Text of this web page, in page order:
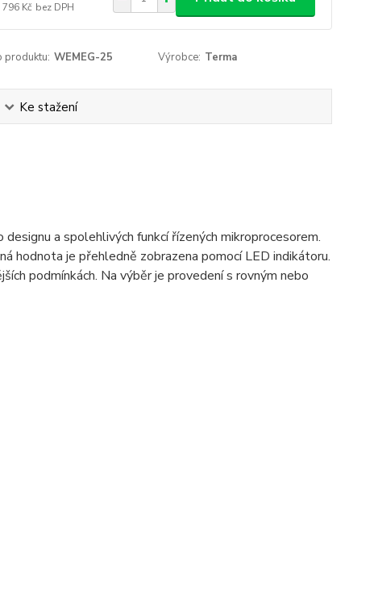
796 Kč bez DPH
produktu: WEMEG-25 Výrobce: Terma
Ke stažení
a spolehlivých funkcí řízených mikroprocesorem.
hodnota je přehledně zobrazena pomocí LED indikátoru.
podmínkách. Na výběr je provedení s rovným nebo